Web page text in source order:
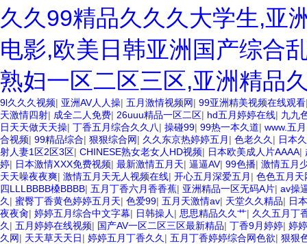
久久99精品久久久大学生,亚
电影,欧美日韩亚洲国产综合
熟妇一区二区三区,亚洲精品
9l久久久视频| 亚洲AV人人操| 五月激情视频网| 99亚洲精美视频在线观看
天激情四射| 成全二人免费| 26uuu精品一区二区| hd五月婷婷在线| 九九
日天天做天天操| 丁香五月综合久久八| 操碰99| 99热一本久道| www.五
合视频| 99精品综合| 狠狠综合网| 久久东京热婷婷五月 | 色老久久 | 日本
射人妻1区2区3区| CHINESE熟女老女人HD视频| 日本欧美成人片AAAA|
婷| 日本激情ⅩXX免费视频| 最新激情五月天| 逼逼AV| 99色播| 激情五月
天天噪夜夜爽| 激情五月天无人视频在线| 开心五月深爱五月 | 色色五月天
四LLLBBBB槡BBBB| 五月丁香六月香香蕉| 亚洲精品一区无码A片| av操
久 | 蜜臀丁香黄色婷婷五月天| 色爱99| 五月天激情av| 天堂久久精品| 日
夜夜肏| 婷婷五月综合中文字幕| 日韩操人 | 思思精品久久艹| 久久五月丁
久 | 五月婷婷在线视频| 国产AV一区二区三区最新精品| 丁香9月婷婷| 婷
久网| 天天草天天日| 婷婷五月丁香久久 | 五月丁香婷婷综合网色欲| 狠狠